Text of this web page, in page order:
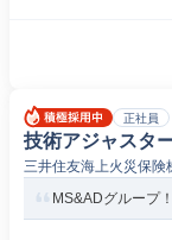
正社員
技術アジャスタ
三井住友海上火災保険
MS&ADグループ